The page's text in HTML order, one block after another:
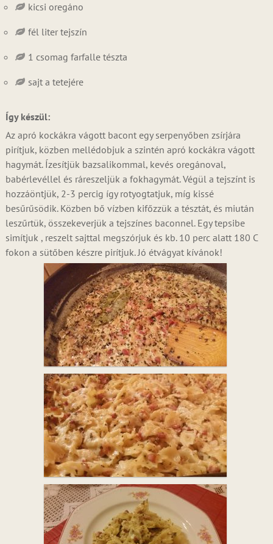
kicsi oregáno
fél liter tejszín
1 csomag farfalle tészta
sajt a tetejére
Így készül:
Az apró kockákra vágott bacont egy serpenyőben zsírjára
pirítjuk, közben mellédobjuk a szintén apró kockákra vágott
hagymát. Ízesítjük bazsalikommal, kevés oregánoval,
babérlevéllel és ráreszeljük a fokhagymát. Végül a tejszínt is
hozzáöntjük, 2-3 percig így rotyogtatjuk, míg kissé
besűrűsödik. Közben bő vízben kifőzzük a tésztát, és miután
leszűrtük, összekeverjük a tejszínes baconnel. Egy tepsibe
simítjuk , reszelt sajttal megszórjuk és kb. 10 perc alatt 180 C
fokon a sütőben készre pirítjuk. Jó étvágyat kívánok!